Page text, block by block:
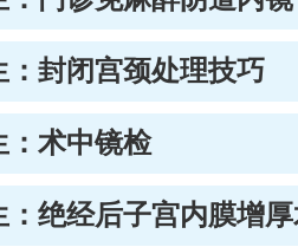
：封闭宫颈处理技巧
：术中镜检
：绝经后子宫内膜增